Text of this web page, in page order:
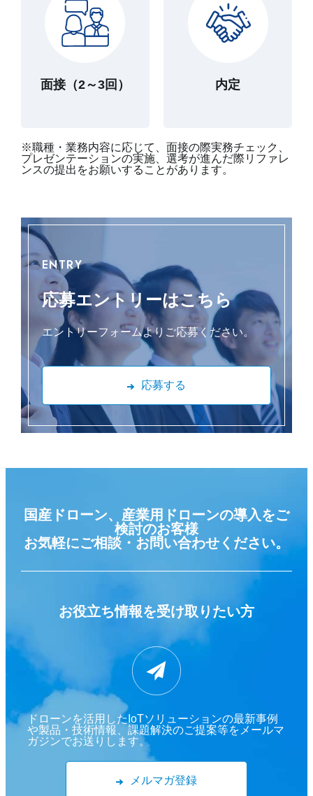
面接（2～3回） 内定
※職種・業務内容に応じて、面接の際実務チェック、
プレゼンテーションの実施、選考が進んだ際リファレ
ンスの提出をお願いすることがあります。
ENTRY
応募エントリーはこちら
エントリーフォームよりご応募ください。
応募する
国産ドローン、産業用ドローンの導入をご
検討のお客様
お気軽にご相談・お問い合わせください。
お役立ち情報を受け取りたい方
ドローンを活用したIoTソリューションの最新事例
や製品・技術情報、課題解決のご提案等をメールマ
ガジンでお送りします。
メルマガ登録